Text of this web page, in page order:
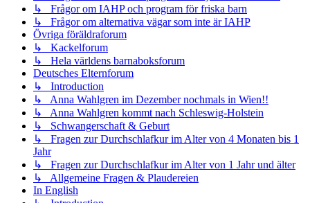
↳ Frågor om IAHP och program för friska barn
↳ Frågor om alternativa vägar som inte är IAHP
Övriga föräldraforum
↳ Kackelforum
↳ Hela världens barnaboksforum
Deutsches Elternforum
↳ Introduction
↳ Anna Wahlgren im Dezember nochmals in Wien!!
↳ Anna Wahlgren kommt nach Schleswig-Holstein
↳ Schwangerschaft & Geburt
↳ Fragen zur Durchschlafkur im Alter von 4 Monaten bis 1
Jahr
↳ Fragen zur Durchschlafkur im Alter von 1 Jahr und älter
↳ Allgemeine Fragen & Plaudereien
In English